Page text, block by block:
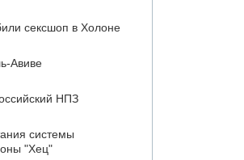
сексшоп в Холоне
Авиве
НПЗ
системы
"Хец"